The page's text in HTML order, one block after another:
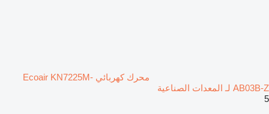
محرك كهربائي Ecoair KN7225M-
AB03B-Z لـ المعدات الصناعية
5